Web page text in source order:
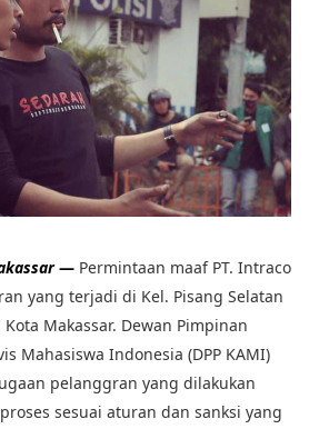
— Permintaan maaf PT. Intraco
yang terjadi di Kel. Pisang Selatan
Makassar. Dewan Pimpinan
Mahasiswa Indonesia (DPP KAMI)
pelanggran yang dilakukan
sesuai aturan dan sanksi yang